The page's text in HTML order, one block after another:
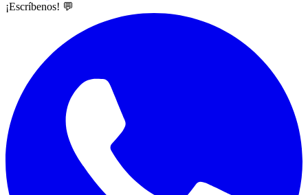
¡Escríbenos! 💬